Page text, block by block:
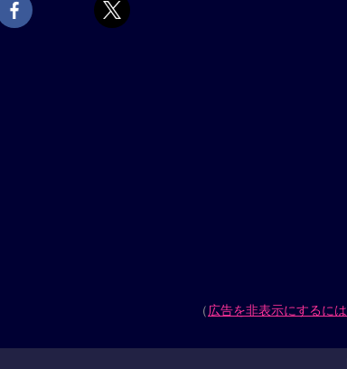
（広告を非表示にするには